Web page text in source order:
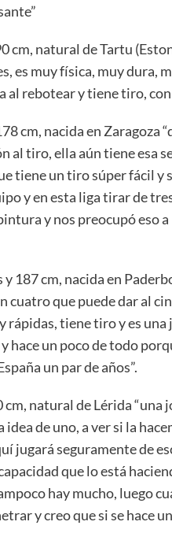
cm, natural de Tartu
es muy física, muy dura,
al rebotear y tiene tiro,
cm, nacida en Zaragoza
al tiro, ella aún tiene esa
tiene un tiro súper fácil y
y en esta liga tirar de
y nos preocupó eso
187 cm, nacida en
cuatro que puede dar al
rápidas, tiene tiro y es
un poco de todo
un par de años”.
cm, natural de Lérida
de uno, a ver si la
jugará seguramente de
que lo está
hay mucho, luego
y creo que si se hace